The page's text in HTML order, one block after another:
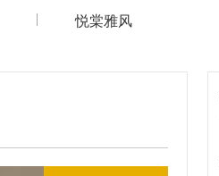
联系我们悦棠雅风